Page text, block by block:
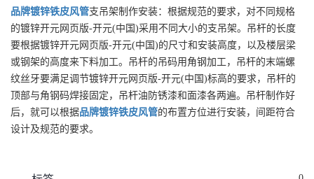
品牌镀锌铁皮风管支吊架制作安装：根据规范的要求，对不同规格
的镀锌开元网页版-开元(中国)采用不同大小的支吊架。吊杆的长度
要根据镀锌开元网页版-开元(中国)的尺寸和安装高度，以及楼层梁
或钢架的高度来下料加工。吊杆的吊码用角钢加工，吊杆的末端螺
纹丝牙要满足调节镀锌开元网页版-开元(中国)标高的要求，吊杆的
顶部与角钢码焊接固定，吊杆油防锈漆和面漆各两遍。吊杆制作好
后，就可以根据品牌镀锌铁皮风管的布置方位进行安装，间距符合
设计及规范的要求。